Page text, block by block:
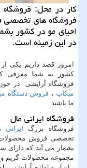
كار در محل: فروشگاه
فروشگاه های تخصصی
احیای مو در كشور
در این زمینه است.
امروز قصد داریم یکی از
کشور به شما معرفی
فروشگاه آرایشی در
میکاپ ، فروش دستگاه
ما باشید.
فروشگاه ایرانی مال
فروشگاه بزرگ ایرانی
تخصصی فروش محصولات
بشمار می آید که دارای
مجموعه محصولات گریم و